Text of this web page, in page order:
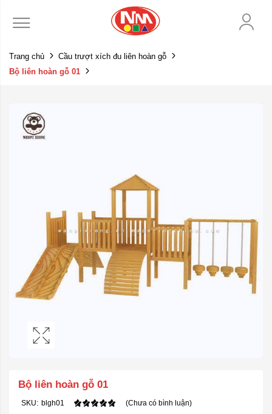
Trang chủ
Cầu trượt xích đu liên hoàn gỗ
Bộ liên hoàn gỗ 01
Bộ liên hoàn gỗ 01
SKU: blgh01 (Chưa có bình luận)